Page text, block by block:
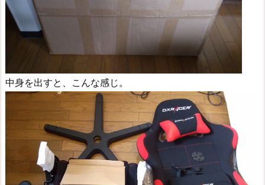
中身を出すと、こんな感じ。